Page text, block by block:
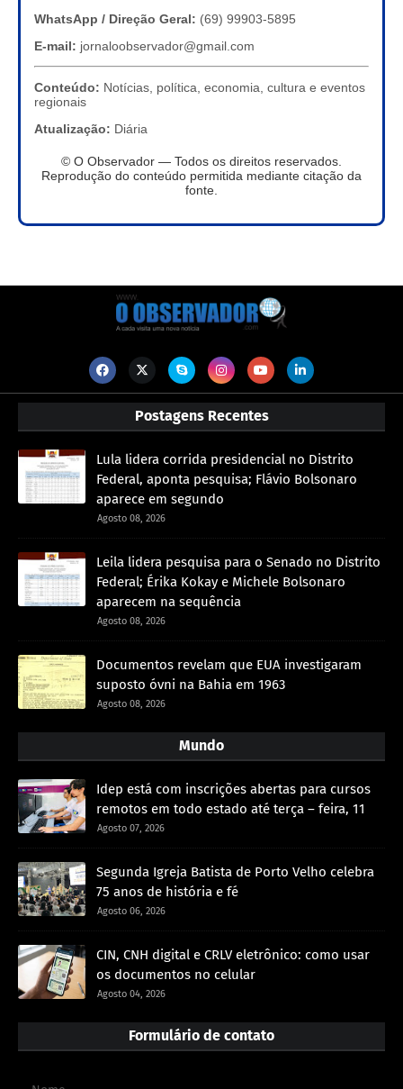
WhatsApp / Direção Geral: (69) 99903-5895
E-mail: jornaloobservador@gmail.com
Conteúdo: Notícias, política, economia, cultura e eventos
regionais
Atualização: Diária
© O Observador — Todos os direitos reservados.
Reprodução do conteúdo permitida mediante citação da
fonte.
Postagens Recentes
Lula lidera corrida presidencial no Distrito
Federal, aponta pesquisa; Flávio Bolsonaro
aparece em segundo
Agosto 08, 2026
Leila lidera pesquisa para o Senado no Distrito
Federal; Érika Kokay e Michele Bolsonaro
aparecem na sequência
Agosto 08, 2026
Documentos revelam que EUA investigaram
suposto óvni na Bahia em 1963
Agosto 08, 2026
Mundo
Idep está com inscrições abertas para cursos
remotos em todo estado até terça – feira, 11
Agosto 07, 2026
Segunda Igreja Batista de Porto Velho celebra
75 anos de história e fé
Agosto 06, 2026
CIN, CNH digital e CRLV eletrônico: como usar
os documentos no celular
Agosto 04, 2026
Formulário de contato